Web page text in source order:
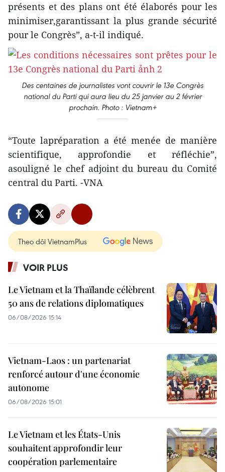
présents et des plans ont été élaborés pour les
minimiser,garantissant la plus grande sécurité
pour le Congrès”, a-t-il indiqué.
Des centaines de journalistes vont couvrir le 13e Congrès
national du Parti qui aura lieu du 25 janvier au 2 février
prochain. Photo : Vietnam+
“Toute lapréparation a été menée de manière
scientifique, approfondie et réfléchie”,
asouligné le chef adjoint du bureau du Comité
central du Parti. -VNA
Theo dõi VietnamPlus
VOIR PLUS
Le Vietnam et la Thaïlande célèbrent
50 ans de relations diplomatiques
06/08/2026 15:14
Vietnam-Laos : un partenariat
renforcé autour d'une économie
autonome
06/08/2026 15:01
Le Vietnam et les États-Unis
souhaitent approfondir leur
coopération parlementaire